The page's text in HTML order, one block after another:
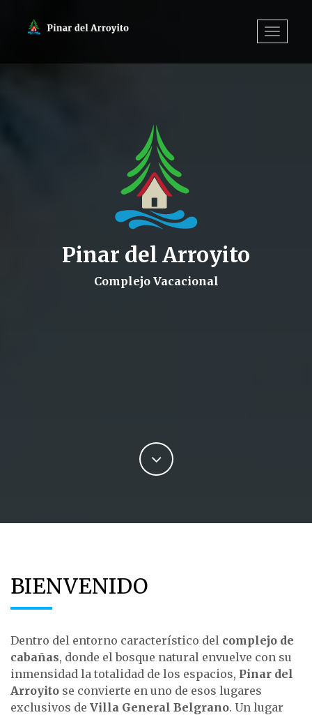
Toggle
Pinar del Arroyito
Complejo Vacacional
BIENVENIDO
Dentro del entorno característico del complejo de
cabañas, donde el bosque natural envuelve con su
inmensidad la totalidad de los espacios, Pinar del
Arroyito se convierte en uno de esos lugares
exclusivos de Villa General Belgrano. Un lugar